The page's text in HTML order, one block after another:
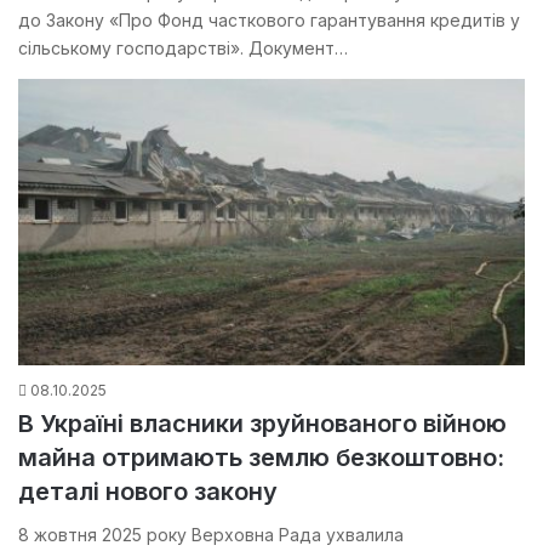
до Закону «Про Фонд часткового гарантування кредитів у
сільському господарстві». Документ…
08.10.2025
В Україні власники зруйнованого війною
майна отримають землю безкоштовно:
деталі нового закону
8 жовтня 2025 року Верховна Рада ухвалила